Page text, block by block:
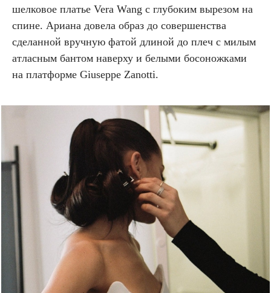
шелковое платье Vera Wang с глубоким вырезом на
спине. ​​Ариана довела образ до совершенства
сделанной вручную фатой длиной до плеч с милым
атласным бантом наверху и белыми босоножками
на платформе Giuseppe Zanotti.